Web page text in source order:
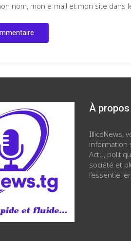
nom, mon e-mail et mon site dans
À propos
IllicoNews,
information
Actu,
société et
l’essentiel